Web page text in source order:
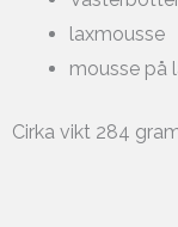
laxmousse
mousse på
Cirka vikt 284